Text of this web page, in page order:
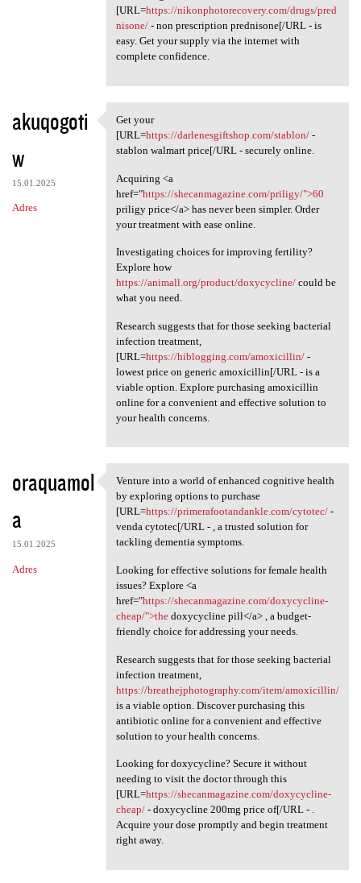
[URL=https://nikonphotorecovery.com/drugs/pred
nisone/- non prescription prednisone[/URL - is
easy. Get your supply via the internet with
complete confidence.
akuqogoti
w
15.01.2025
Adres
Get your [URL=https:/
Get your
[URL=https://darlenesgiftshop.com/stablon/-
stablon walmart price[/URL - securely online.
Acquiring <a
href="https://shecanmagazine.com/priligy/">60
priligy price</a> has never been simpler. Order
your treatment with ease online.
Investigating choices for improving fertility?
Explore how
https://animall.org/product/doxycycline/could be
what you need.
Research suggests that for those seeking bacterial
infection treatment,
[URL=https://hiblogging.com/amoxicillin/-
lowest price on generic amoxicillin[/URL - is a
viable option. Explore purchasing amoxicillin
online for a convenient and effective solution to
your health concerns.
oraquamol
a
15.01.2025
Adres
Venture into a world of
Venture into a world of enhanced cognitive health
by exploring options to purchase
[URL=https://primerafootandankle.com/cytotec/-
venda cytotec[/URL - , a trusted solution for
tackling dementia symptoms.
Looking for effective solutions for female health
issues? Explore <a
href="https://shecanmagazine.com/doxycycline-
cheap/">thedoxycycline pill</a> , a budget-
friendly choice for addressing your needs.
Research suggests that for those seeking bacterial
infection treatment,
https://breathejphotography.com/item/amoxicillin/
is a viable option. Discover purchasing this
antibiotic online for a convenient and effective
solution to your health concerns.
Looking for doxycycline? Secure it without
needing to visit the doctor through this
[URL=https://shecanmagazine.com/doxycycline-
cheap/- doxycycline 200mg price of[/URL - .
Acquire your dose promptly and begin treatment
right away.